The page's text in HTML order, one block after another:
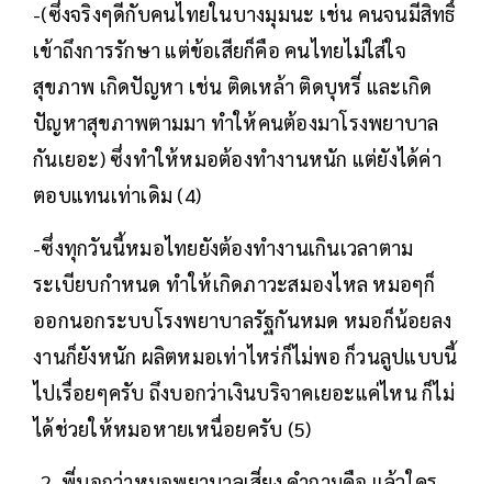
-(ซึ่งจริงๆดีกับคนไทยในบางมุมนะ เช่น คนจนมีสิทธิ์
เข้าถึงการรักษา แต่ข้อเสียก็คือ คนไทยไม่ใส่ใจ
สุขภาพ เกิดปัญหา เช่น ติดเหล้า ติดบุหรี่ และเกิด
ปัญหาสุขภาพตามมา ทำให้คนต้องมาโรงพยาบาล
กันเยอะ) ซึ่งทำให้หมอต้องทำงานหนัก แต่ยังได้ค่า
ตอบแทนเท่าเดิม (4)
-ซึ่งทุกวันนี้หมอไทยยังต้องทำงานเกินเวลาตาม
ระเบียบกำหนด ทำให้เกิดภาวะสมองไหล หมอๆก็
ออกนอกระบบโรงพยาบาลรัฐกันหมด หมอก็น้อยลง
งานก็ยังหนัก ผลิตหมอเท่าไหร่ก็ไม่พอ ก็วนลูปแบบนี้
ไปเรื่อยๆครับ ถึงบอกว่าเงินบริจาคเยอะแค่ไหน ก็ไม่
ได้ช่วยให้หมอหายเหนื่อยครับ (5)